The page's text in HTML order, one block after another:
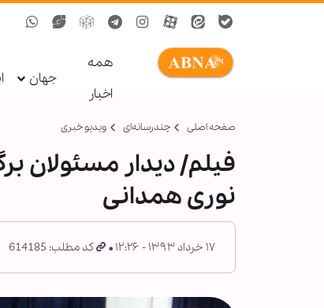
همه
اخبار
جهان
صفحه اصلی چندرسانه‌ای ویدیو خبری
فيلم/ ديدار مسئولان
نوری همدانی
۱۷ خرداد ۱۳۹۳ - ۱۲:۲۶ کد مطلب: 614185